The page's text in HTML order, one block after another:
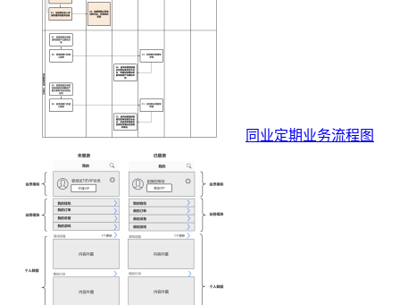
同业定期业务流程图